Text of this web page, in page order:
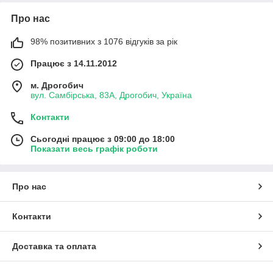
Про нас
98% позитивних з 1076 відгуків за рік
Працює з 14.11.2012
м. Дрогобич
вул. Самбірська, 83А, Дрогобич, Україна
Контакти
Сьогодні працює з 09:00 до 18:00
Показати весь графік роботи
Про нас
Контакти
Доставка та оплата